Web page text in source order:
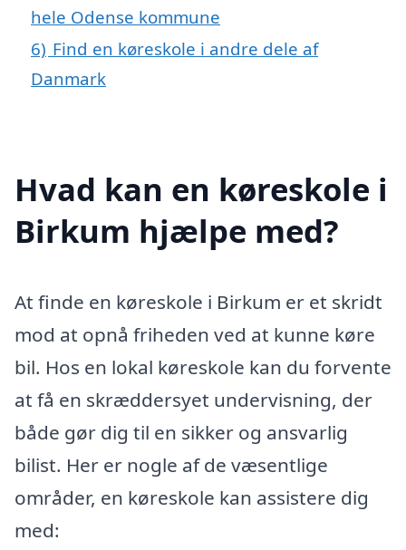
hele Odense kommune
6) Find en køreskole i andre dele af
Danmark
Hvad kan en køreskole i
Birkum hjælpe med?
At finde en køreskole i Birkum er et skridt
mod at opnå friheden ved at kunne køre
bil. Hos en lokal køreskole kan du forvente
at få en skræddersyet undervisning, der
både gør dig til en sikker og ansvarlig
bilist. Her er nogle af de væsentlige
områder, en køreskole kan assistere dig
med: